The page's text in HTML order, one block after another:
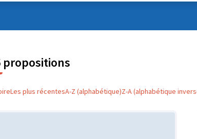
utilisateur
propositions
Les plus récentesA-Z (alphabétique)Z-A (alphabétique